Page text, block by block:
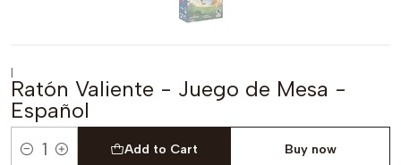
|
Ratón Valiente - Juego de Mesa -
Español
Quantity
Add to Cart Buy now